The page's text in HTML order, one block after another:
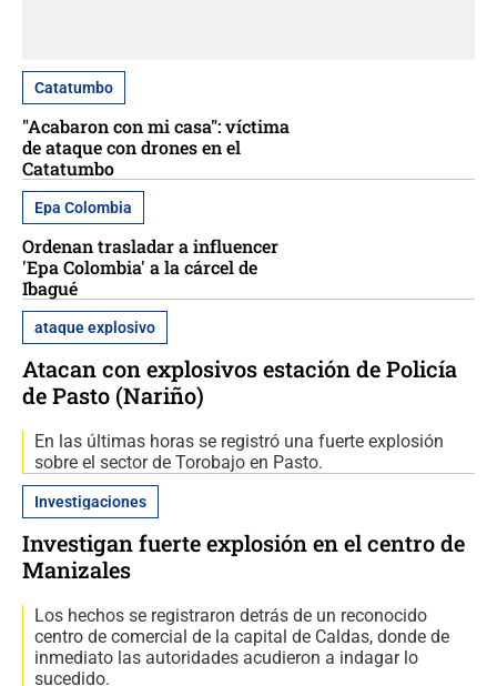
Catatumbo
"Acabaron con mi casa": víctima
de ataque con drones en el
Catatumbo
Epa Colombia
Ordenan trasladar a influencer
'Epa Colombia' a la cárcel de
Ibagué
ataque explosivo
Atacan con explosivos estación de Policía
de Pasto (Nariño)
En las últimas horas se registró una fuerte explosión
sobre el sector de Torobajo en Pasto.
Investigaciones
Investigan fuerte explosión en el centro de
Manizales
Los hechos se registraron detrás de un reconocido
centro de comercial de la capital de Caldas, donde de
inmediato las autoridades acudieron a indagar lo
sucedido.